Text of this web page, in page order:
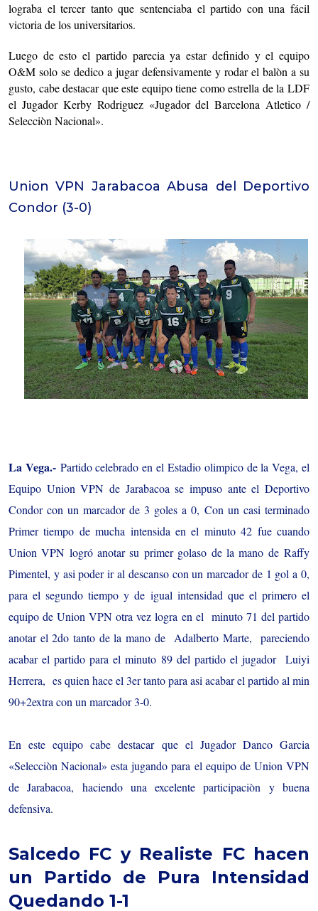
lograba el tercer tanto que sentenciaba el partido con una fácil
victoria de los universitarios.
Luego de esto el partido parecia ya estar definido y el equipo
O&M solo se dedico a jugar defensivamente y rodar el balòn a su
gusto, cabe destacar que este equipo tiene como estrella de la LDF
el Jugador Kerby Rodriguez «Jugador del Barcelona Atletico /
Selecciòn Nacional».
Union VPN Jarabacoa Abusa del Deportivo
Condor (3-0)
La Vega.- Partido celebrado en el Estadio olimpico de la Vega, el
Equipo Union VPN de Jarabacoa se impuso ante el Deportivo
Condor con un marcador de 3 goles a 0, Con un casi terminado
Primer tiempo de mucha intensida en el minuto 42 fue cuando
Union VPN logró anotar su primer golaso de la mano de Raffy
Pimentel, y asi poder ir al descanso con un marcador de 1 gol a 0,
para el segundo tiempo y de igual intensidad que el primero el
equipo de Union VPN otra vez logra en el minuto 71 del partido
anotar el 2do tanto de la mano de Adalberto Marte, pareciendo
acabar el partido para el minuto 89 del partido el jugador Luiyi
Herrera, es quien hace el 3er tanto para asi acabar el partido al min
90+2extra con un marcador 3-0.
En este equipo cabe destacar que el Jugador Danco Garcia
«Selecciòn Nacional» esta jugando para el equipo de Union VPN
de Jarabacoa, haciendo una excelente participaciòn y buena
defensiva.
Salcedo FC y Realiste FC hacen
un Partido de Pura Intensidad
Quedando 1-1